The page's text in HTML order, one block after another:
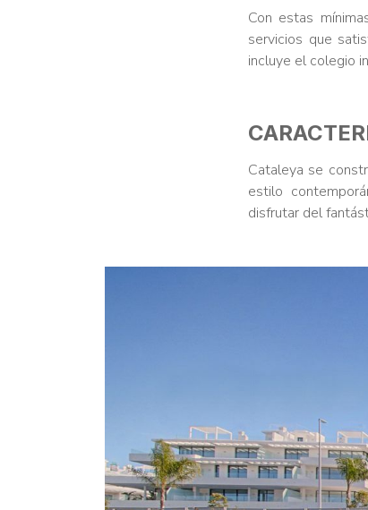
Con estas
servicios que
incluye el colegio
Cataleya se
estilo
disfrutar del